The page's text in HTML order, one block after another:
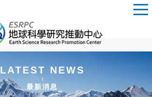
LATEST NEWS
最新消息